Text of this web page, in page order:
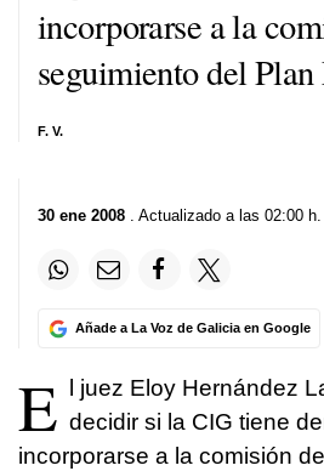
incorporarse a la
seguimiento del
F. V.
30 ene 2008 . Actualizado a las 02:00 h.
Añade a La Voz de Galicia en Google
E
l juez Eloy Hernández
decidir si la CIG tiene
incorporarse a la comisión